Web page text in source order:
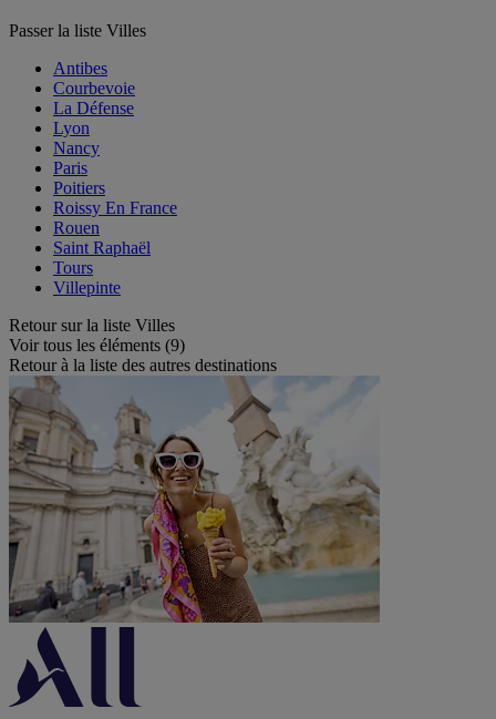
Passer la liste Villes
Antibes
Courbevoie
La Défense
Lyon
Nancy
Paris
Poitiers
Roissy En France
Rouen
Saint Raphaël
Tours
Villepinte
Retour sur la liste Villes
Voir tous les éléments (9)
Retour à la liste des autres destinations